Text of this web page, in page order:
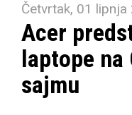
Četvrtak, 01
Acer
laptope na
sajmu